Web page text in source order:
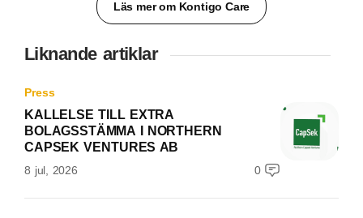
Läs mer om Kontigo Care
Liknande artiklar
Press
KALLELSE TILL EXTRA
BOLAGSSTÄMMA I NORTHERN
CAPSEK VENTURES AB
8 jul, 2026 0